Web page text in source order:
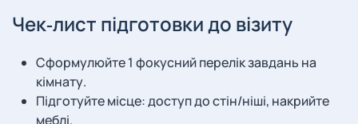
Чек‑лист підготовки до візиту
Сформулюйте 1 фокусний перелік завдань на
кімнату.
Підготуйте місце: доступ до стін/ніші, накрийте
меблі.